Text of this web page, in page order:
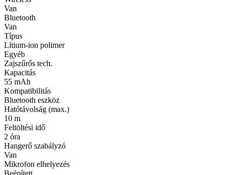
Van
Bluetooth
Van
Típus
Lítium-ion polimer
Egyéb
Zajszűrős tech.
Kapacitás
55 mAh
Kompatibilitás
Bluetooth eszköz
Hatótávolság (max.)
10 m
Feltöltési idő
2 óra
Hangerő szabályzó
Van
Mikrofon elhelyezés